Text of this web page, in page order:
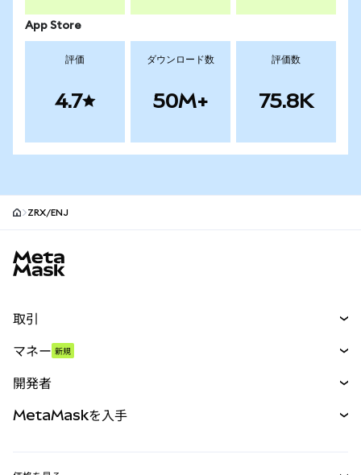
App Store
評価
4.7
ダウンロード数
50M+
評価数
75.8K
ZRX/ENJ
取引
パーペチュアル
RWA
マネー 新規
開発者
MetaMaskを入手